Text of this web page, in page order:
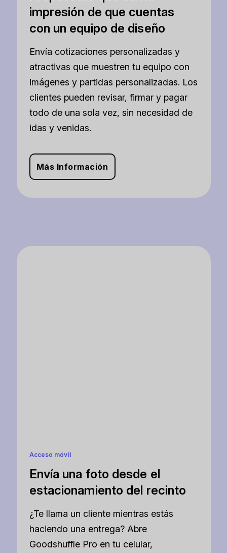
impresión de que cuentas
con un equipo de diseño
Envía cotizaciones personalizadas y
atractivas que muestren tu equipo con
imágenes y partidas personalizadas. Los
clientes pueden revisar, firmar y pagar
todo de una sola vez, sin necesidad de
idas y venidas.
Más Información
Acceso móvil
Envía una foto desde el
estacionamiento del recinto
¿Te llama un cliente mientras estás
haciendo una entrega? Abre
Goodshuffle Pro en tu celular,